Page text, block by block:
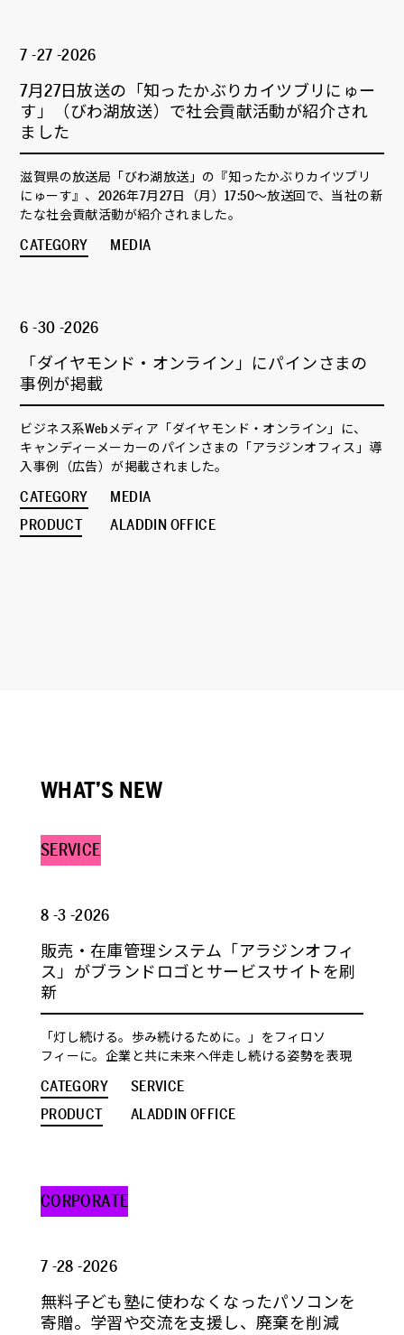
7 -27 -2026
7月27日放送の「知ったかぶりカイツブリにゅー
す」（びわ湖放送）で社会貢献活動が紹介され
ました
滋賀県の放送局「びわ湖放送」の『知ったかぶりカイツブリ
にゅーす』、2026年7月27日（月）17:50～放送回で、当社の新
たな社会貢献活動が紹介されました。
CATEGORY MEDIA
6 -30 -2026
「ダイヤモンド・オンライン」にパインさまの
事例が掲載
ビジネス系Webメディア「ダイヤモンド・オンライン」に、
キャンディーメーカーのパインさまの「アラジンオフィス」導
入事例（広告）が掲載されました。
CATEGORY
MEDIA
PRODUCT
ALADDIN OFFICE
WHAT’S NEW
SERVICE
8 -3 -2026
販売・在庫管理システム「アラジンオフィ
ス」がブランドロゴとサービスサイトを刷
新
「灯し続ける。歩み続けるために。」をフィロソ
フィーに。企業と共に未来へ伴走し続ける姿勢を表現
CATEGORY
SERVICE
PRODUCT
ALADDIN OFFICE
CORPORATE
7 -28 -2026
無料子ども塾に使わなくなったパソコンを
寄贈。学習や交流を支援し、廃棄を削減